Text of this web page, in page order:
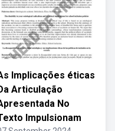
Implicações éticas
Articulação
No
Impulsionam